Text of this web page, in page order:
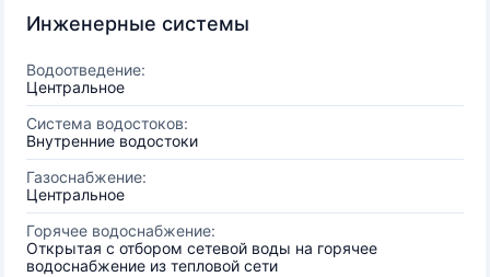
Инженерные системы
Водоотведение:
Центральное
Система водостоков:
Внутренние водостоки
Газоснабжение:
Центральное
Горячее водоснабжение:
Открытая с отбором сетевой воды на горячее
водоснабжение из тепловой сети